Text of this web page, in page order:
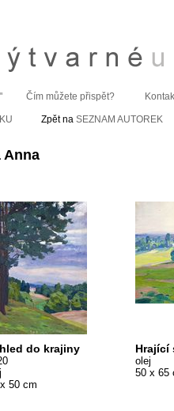
Čím můžete přispět?
Zpět na SEZNAM AUTOREK
Anna
do krajiny
50 cm
Hrající
olej
50 x 65